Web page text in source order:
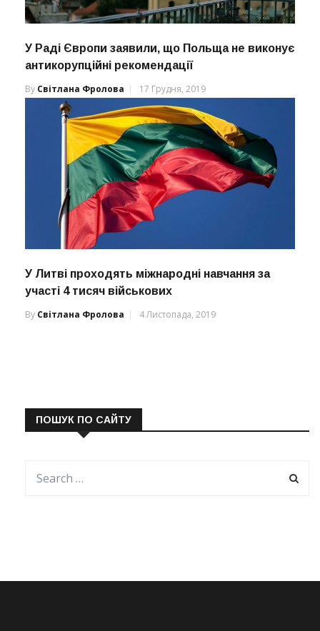
У Раді Європи заявили, що Польща не виконує
антикорупційні рекомендації
By Світлана Фролова 17 Грудня, 2019
У Литві проходять міжнародні навчання за
участі 4 тисяч військових
By Світлана Фролова 4 Листопада, 2019
ПОШУК ПО САЙТУ